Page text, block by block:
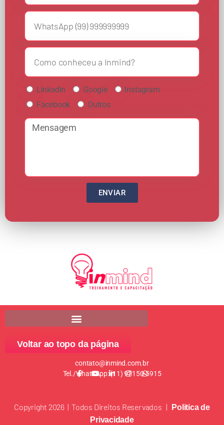
Linkedin Google
Instagram
Facebook
Outros
ENVIAR
Voltar ao topo da página
contato@inmind.com.br
Tel./WhatsApp: (11) 97150-5915
Copyright 2026 | Todos Direitos Reservados |
Politica de
Privacidade